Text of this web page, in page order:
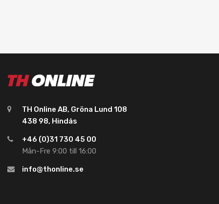
TH Online AB, Gröna Lund 108
438 98, Hindås
+46 (0)31 730 45 00
Mån-Fre 9:00 till 16:00
info@thonline.se